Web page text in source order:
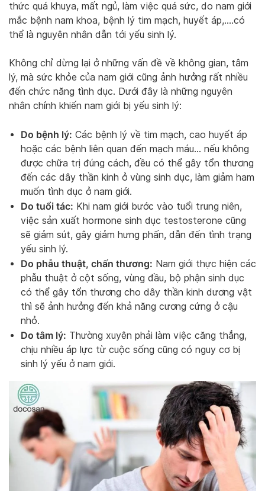
thức quá khuya, mất ngủ, làm việc quá sức, do nam giới
mắc bệnh nam khoa, bệnh lý tim mạch, huyết áp,….có
thể là nguyên nhân dẫn tới yếu sinh lý.
Không chỉ dừng lại ở những vấn đề về không gian, tâm
lý, mà sức khỏe của nam giới cũng ảnh hưởng rất nhiều
đến chức năng tình dục. Dưới đây là những nguyên
nhân chính khiến nam giới bị yếu sinh lý:
Do bệnh lý: Các bệnh lý về tim mạch, cao huyết áp
hoặc các bệnh liên quan đến mạch máu… nếu không
được chữa trị đúng cách, đều có thể gây tổn thương
đến các dây thần kinh ở vùng sinh dục, làm giảm ham
muốn tình dục ở nam giới.
Do tuổi tác: Khi nam giới bước vào tuổi trung niên,
việc sản xuất hormone sinh dục testosterone cũng
sẽ giảm sút, gây giảm hưng phấn, dẫn đến tình trạng
yếu sinh lý.
Do phẫu thuật, chấn thương: Nam giới thực hiện các
phẫu thuật ở cột sống, vùng đầu, bộ phận sinh dục
có thể gây tổn thương cho dây thần kinh dương vật
thì sẽ ảnh hưởng đến khả năng cương cứng ở cậu
nhỏ.
Do tâm lý: Thường xuyên phải làm việc căng thẳng,
chịu nhiều áp lực từ cuộc sống cũng có nguy cơ bị
sinh lý yếu ở nam giới.